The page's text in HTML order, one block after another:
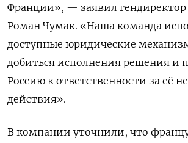
Франции», — заявил гендиректор
Роман Чумак. «Наша команда
доступные юридические
добиться исполнения решения и
Россию к ответственности за её
действия».
В компании уточнили, что